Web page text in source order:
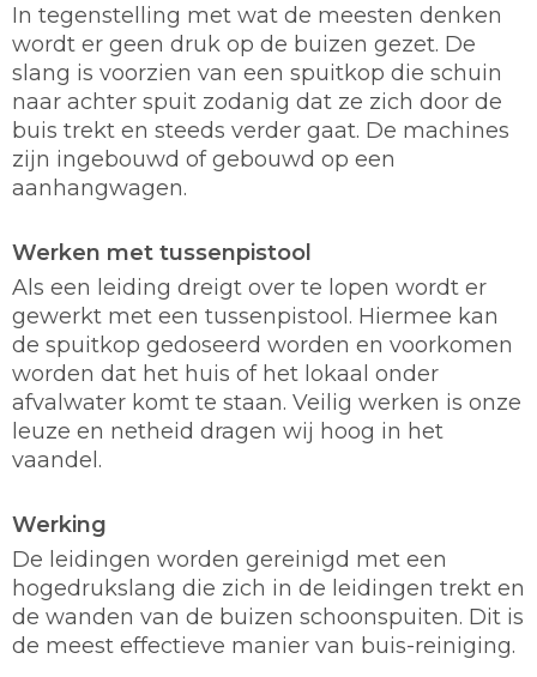
In tegenstelling met wat de meesten denken
wordt er geen druk op de buizen gezet. De
slang is voorzien van een spuitkop die schuin
naar achter spuit zodanig dat ze zich door de
buis trekt en steeds verder gaat. De machines
zijn ingebouwd of gebouwd op een
aanhangwagen.
Werken met tussenpistool
Als een leiding dreigt over te lopen wordt er
gewerkt met een tussenpistool. Hiermee kan
de spuitkop gedoseerd worden en voorkomen
worden dat het huis of het lokaal onder
afvalwater komt te staan. Veilig werken is onze
leuze en netheid dragen wij hoog in het
vaandel.
Werking
De leidingen worden gereinigd met een
hogedrukslang die zich in de leidingen trekt en
de wanden van de buizen schoonspuiten. Dit is
de meest effectieve manier van buis-reiniging.